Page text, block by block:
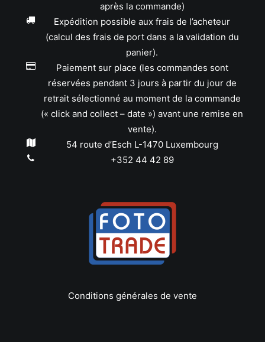
après la commande)
Expédition possible aux frais de l’acheteur
(calcul des frais de port dans a la validation du
panier).
Paiement sur place (les commandes sont
réservées pendant 3 jours à partir du jour de
retrait sélectionné au moment de la commande
(« click and collect – date ») avant une remise en
vente).
54 route d’Esch L-1470 Luxembourg
+352 44 42 89
Conditions générales de vente